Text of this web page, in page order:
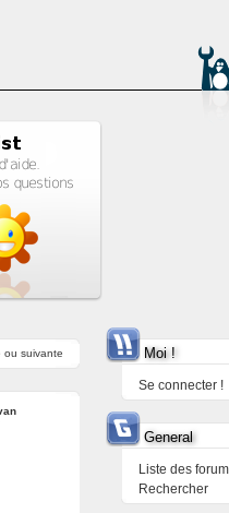
ou suivante Moi !
Se connecter !
General
Liste des
Rechercher